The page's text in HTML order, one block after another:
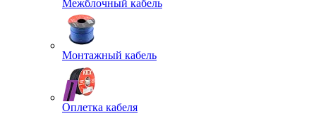
Межблочный кабель
Монтажный кабель
Оплетка кабеля